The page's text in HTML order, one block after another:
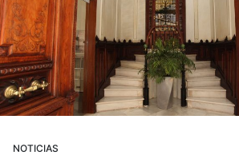
NOTICIAS